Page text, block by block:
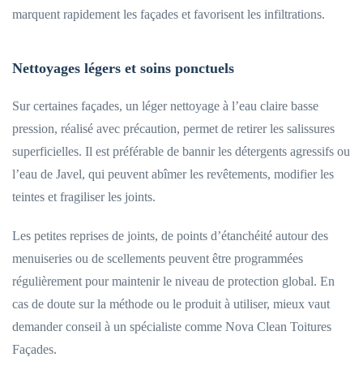
marquent rapidement les façades et favorisent les infiltrations.
Nettoyages légers et soins ponctuels
Sur certaines façades, un léger nettoyage à l’eau claire basse
pression, réalisé avec précaution, permet de retirer les salissures
superficielles. Il est préférable de bannir les détergents agressifs ou
l’eau de Javel, qui peuvent abîmer les revêtements, modifier les
teintes et fragiliser les joints.
Les petites reprises de joints, de points d’étanchéité autour des
menuiseries ou de scellements peuvent être programmées
régulièrement pour maintenir le niveau de protection global. En
cas de doute sur la méthode ou le produit à utiliser, mieux vaut
demander conseil à un spécialiste comme Nova Clean Toitures
Façades.